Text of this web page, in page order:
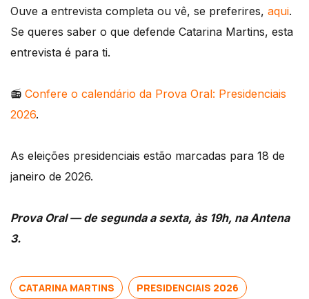
Ouve a entrevista completa ou vê, se preferires, aqui.
Se queres saber o que defende Catarina Martins, esta
entrevista é para ti.
📻 Confere o calendário da Prova Oral: Presidenciais
2026.
As eleições presidenciais estão marcadas para 18 de
janeiro de 2026.
Prova Oral — de segunda a sexta, às 19h, na Antena
3.
CATARINA MARTINS PRESIDENCIAIS 2026